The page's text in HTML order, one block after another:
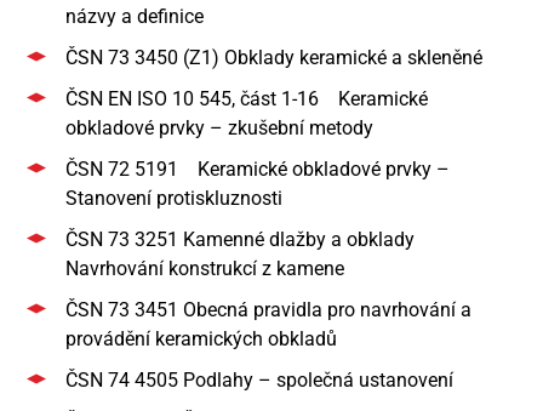
názvy a definice
ČSN 73 3450 (Z1) Obklady keramické a skleněné
ČSN EN ISO 10 545, část 1-16 Keramické
obkladové prvky – zkušební metody
ČSN 72 5191 Keramické obkladové prvky –
Stanovení protiskluznosti
ČSN 73 3251 Kamenné dlažby a obklady
Navrhování konstrukcí z kamene
ČSN 73 3451 Obecná pravidla pro navrhování a
provádění keramických obkladů
ČSN 74 4505 Podlahy – společná ustanovení